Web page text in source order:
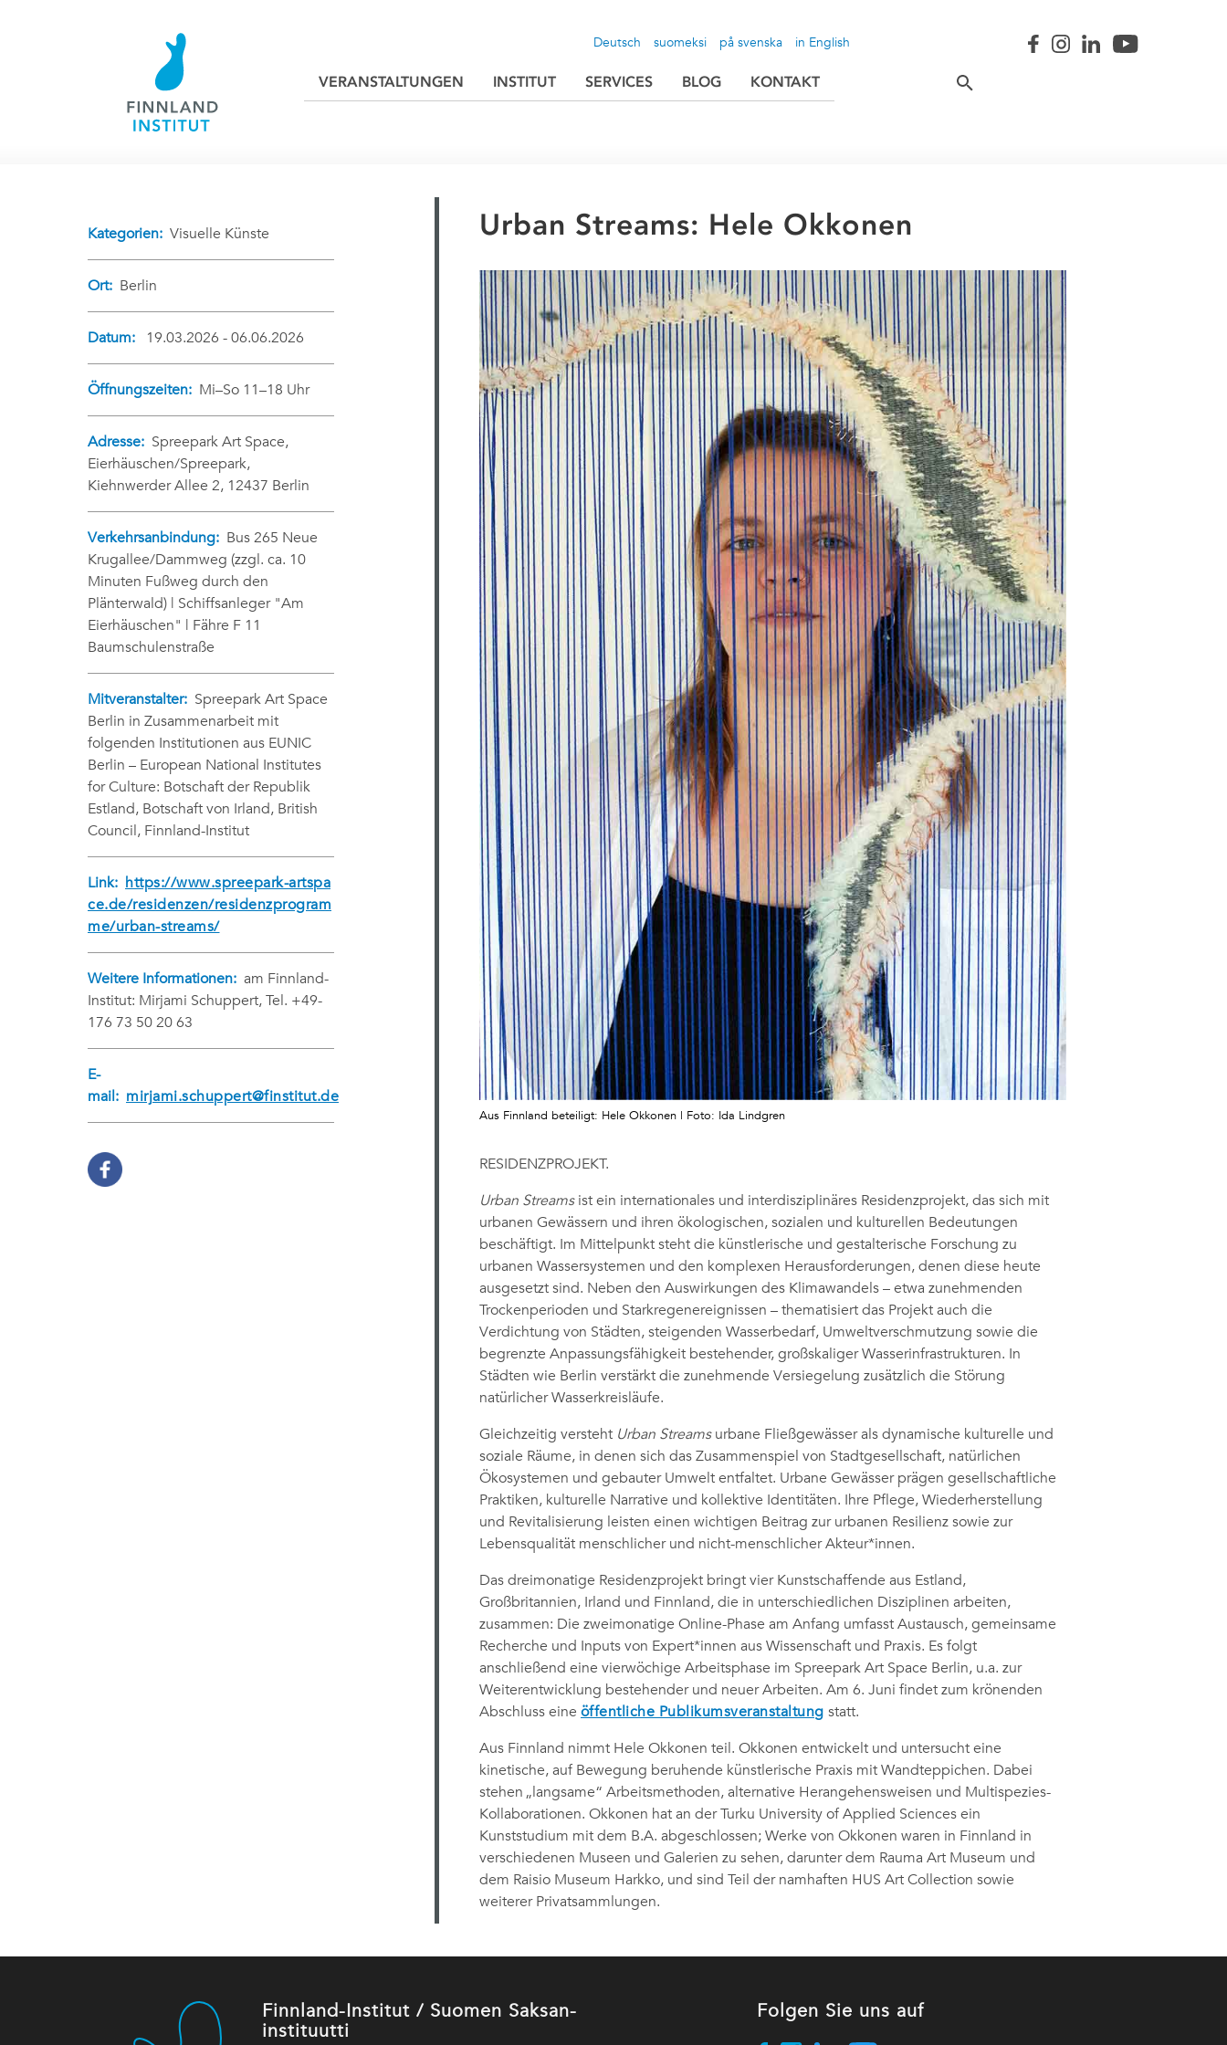
suomeksi
Deutsch på svenska in English
VERANSTALTUNGEN INSTITUT SERVICES BLOG KONTAKT
Kategorien: Visuelle Künste
Ort: Berlin
Datum: 19.03.2026 - 06.06.2026
Öffnungszeiten: Mi–So 11–18 Uhr
Adresse: Spreepark Art Space,
Eierhäuschen/Spreepark,
Kiehnwerder Allee 2, 12437 Berlin
Verkehrsanbindung: Bus 265 Neue
Krugallee/Dammweg (zzgl. ca. 10
Minuten Fußweg durch den
Plänterwald) | Schiffsanleger "Am
Eierhäuschen" | Fähre F 11
Baumschulenstraße
Mitveranstalter: Spreepark Art Space
Berlin in Zusammenarbeit mit
folgenden Institutionen aus EUNIC
Berlin – European National Institutes
for Culture: Botschaft der Republik
Estland, Botschaft von Irland, British
Council, Finnland-Institut
Link: https://www.spreepark-artspa
ce.de/residenzen/residenzprogram
me/urban-streams/
Weitere Informationen: am Finnland-
Institut: Mirjami Schuppert, Tel. +49-
176 73 50 20 63
E-
mail: mirjami.schuppert@finstitut.de
Urban Streams: Hele Okkonen
Aus Finnland beteiligt: Hele Okkonen | Foto: Ida Lindgren
RESIDENZPROJEKT.
Urban Streamsist ein internationales und interdisziplinäres Residenzprojekt, das sich mit
urbanen Gewässern und ihren ökologischen, sozialen und kulturellen Bedeutungen
beschäftigt. Im Mittelpunkt steht die künstlerische und gestalterische Forschung zu
urbanen Wassersystemen und den komplexen Herausforderungen, denen diese heute
ausgesetzt sind. Neben den Auswirkungen des Klimawandels – etwa zunehmenden
Trockenperioden und Starkregenereignissen – thematisiert das Projekt auch die
Verdichtung von Städten, steigenden Wasserbedarf, Umweltverschmutzung sowie die
begrenzte Anpassungsfähigkeit bestehender, großskaliger Wasserinfrastrukturen. In
Städten wie Berlin verstärkt die zunehmende Versiegelung zusätzlich die Störung
natürlicher Wasserkreisläufe.
Gleichzeitig verstehtUrban Streamsurbane Fließgewässer als dynamische kulturelle und
soziale Räume, in denen sich das Zusammenspiel von Stadtgesellschaft, natürlichen
Ökosystemen und gebauter Umwelt entfaltet. Urbane Gewässer prägen gesellschaftliche
Praktiken, kulturelle Narrative und kollektive Identitäten. Ihre Pflege, Wiederherstellung
und Revitalisierung leisten einen wichtigen Beitrag zur urbanen Resilienz sowie zur
Lebensqualität menschlicher und nicht-menschlicher Akteur*innen.
Das dreimonatige Residenzprojekt bringt vier Kunstschaffende aus Estland,
Großbritannien, Irland und Finnland, die in unterschiedlichen Disziplinen arbeiten,
zusammen: Die zweimonatige Online-Phase am Anfang umfasst Austausch, gemeinsame
Recherche und Inputs von Expert*innen aus Wissenschaft und Praxis. Es folgt
anschließend eine vierwöchige Arbeitsphase im Spreepark Art Space Berlin, u.a. zur
Weiterentwicklung bestehender und neuer Arbeiten. Am 6. Juni findet zum krönenden
Abschluss eine öffentliche Publikumsveranstaltung statt.
Aus Finnland nimmt Hele Okkonen teil. Okkonen entwickelt und untersucht eine
kinetische, auf Bewegung beruhende künstlerische Praxis mit Wandteppichen. Dabei
stehen „langsame“ Arbeitsmethoden, alternative Herangehensweisen und Multispezies-
Kollaborationen. Okkonen hat an der Turku University of Applied Sciences ein
Kunststudium mit dem B.A. abgeschlossen; Werke von Okkonen waren in Finnland in
verschiedenen Museen und Galerien zu sehen, darunter dem Rauma Art Museum und
dem Raisio Museum Harkko, und sind Teil der namhaften HUS Art Collection sowie
weiterer Privatsammlungen.
Finnland-Institut / Suomen Saksan-
instituutti
Folgen Sie uns auf